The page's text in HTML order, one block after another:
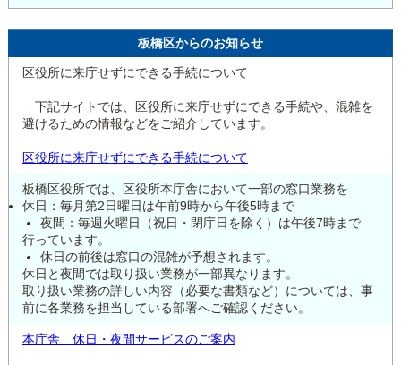
板橋区からのお知らせ
区役所に来庁せずにできる手続について
下記サイトでは、区役所に来庁せずにできる手続や、混雑を
避けるための情報などをご紹介しています。
区役所に来庁せずにできる手続について
板橋区役所では、区役所本庁舎において一部の窓口業務を
休日：毎月第2日曜日は午前9時から午後5時まで
夜間：毎週火曜日（祝日・閉庁日を除く）は午後7時まで
行っています。
休日の前後は窓口の混雑が予想されます。
休日と夜間では取り扱い業務が一部異なります。
取り扱い業務の詳しい内容（必要な書類など）については、事
前に各業務を担当している部署へご確認ください。
本庁舎 休日・夜間サービスのご案内